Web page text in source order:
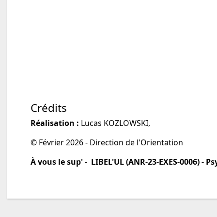
Crédits
Réalisation : Lucas KOZLOWSKI,
© Février 2026 - Direction de l'Orientation
À vous le sup' - LIBEL'UL (ANR-23-EXES-0006) -